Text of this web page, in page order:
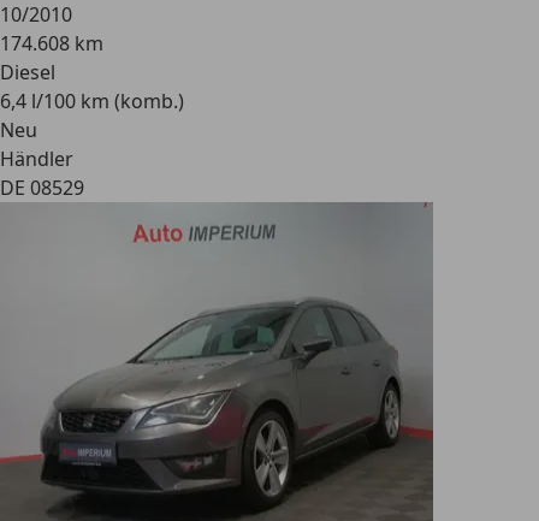
10/2010
174.608 km
Diesel
6,4 l/100 km (komb.)
Neu
Händler
DE 08529